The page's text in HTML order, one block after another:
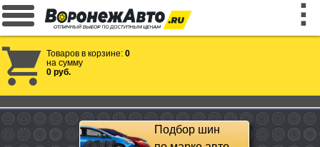
Товаров в корзине: 0
на сумму
0 руб.
Подбор шин